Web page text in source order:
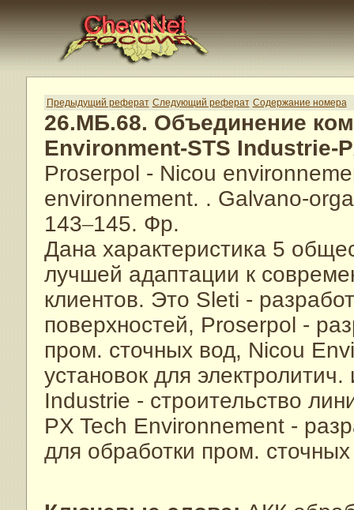
Предыдущий реферат Следующий реферат Содержание номера
26.МБ.68. Объединение
Environment-STS Industrie-
Proserpol - Nicou
environnement. . Galvano-
143–145. Фр.
Дана характеристика 5
лучшей адаптации к
клиентов. Это Sleti -
поверхностей, Proserpol -
пром. сточных вод, Nicou
установок для
Industrie - строительство
PX Tech Environnement -
для обработки пром.